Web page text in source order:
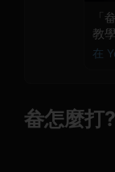
「
教
在
畚怎麼打